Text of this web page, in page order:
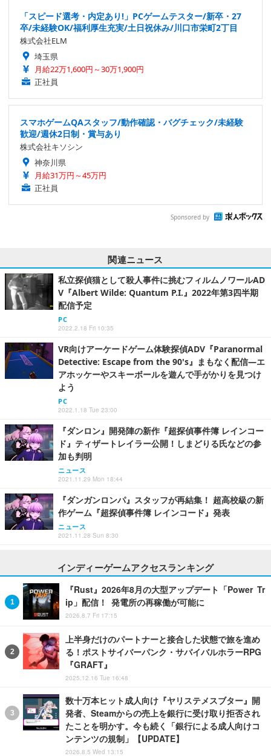
「スピード選考・内定あり!」PCゲームテスター/新卒・27
卒/未経験OK/福利厚生充実/土日祝休み/川口市栄町2丁目
株式会社ELM
埼玉県
月給22万1,600円～30万1,900円
正社員
スマホゲームQAスタッフ/動作確認・バグチェック/未経験
歓迎/週休2日制・賞与あり
株式会社キソシン
神奈川県
月給31万円～45万円
正社員
Sponsored by
関連ニュース
私立探偵猫として殺人事件に挑むフィルムノワールAD
V『Albert Wilde: Quantum P.I.』2022年第3四半期
配信予定
PC
2022.2.18 Fri 10:35
VR向けアーケードゲーム体験探偵ADV『Paranormal
Detective: Escape from the 90's』まもなく配信―エ
アホッケーやスキーボールを遊んで手がかりを見つけ
よう
PC
2022.1.18 Tue 23:00
『ダンロン』開発陣の新作『超探偵事件簿 レインコー
ド』ティザートレイラー公開！しまどりる氏などの参
加も判明
ニュース
2021.11.29 Mon 18:44
『ダンガンロンパ』スタッフが再結集！ 超高校級の新
作ゲーム『超探偵事件簿 レインコード』発表
ニュース
2021.11.28 Sun 8:30
インディーゲームアクセスランキング
『Rust』2026年8月の大型アップデート「Power Tr
ip」配信！ 発電所の再稼働が可能に
2026.8.7 Fri 17:15
上半身だけのパートナーと接合した状態で旅を進め
る！ポストサイバーパンク・サバイバルホラーRPG
『GRAFT』
2025.12.16 Tue 16:48
数十万本ヒット成人向け『ヤリステメスブター』開
発者、Steamからの売上を銀行に受け取り拒否され
たことを明かす。今も続く「銀行による成人向けコ
ンテンツの規制」【UPDATE】
2026.8.5 Wed 13:15